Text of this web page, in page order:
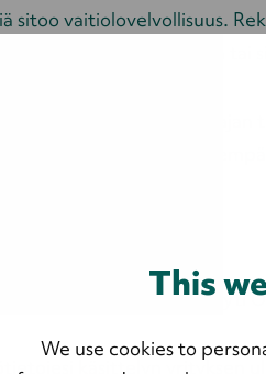
This
We use cookies to
sitoo vaitiolovelvollisuus.
väliajoin joko ulkoisen tai
asiakassuhteen keston
joitakin tietoja
sisällä, sekä Lyyti
käsittelyn yrityksen